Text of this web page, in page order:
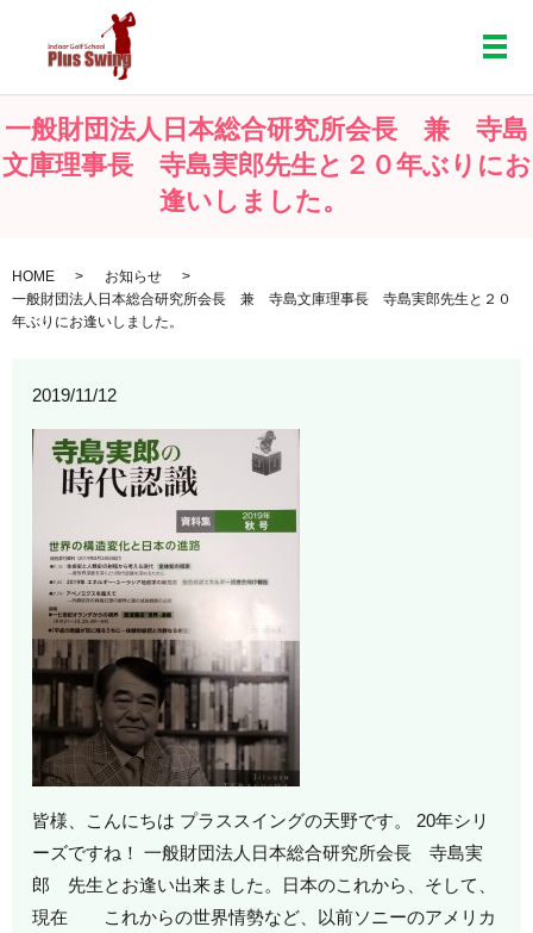
メ
一般財団法人日本総合研究所会長 兼 寺島
文庫理事長 寺島実郎先生と２０年ぶりにお
逢いしました。
HOME
お知らせ
一般財団法人日本総合研究所会長 兼 寺島文庫理事長 寺島実郎先生と２０
年ぶりにお逢いしました。
2019/11/12
皆様、こんにちは プラススイングの天野です。 20年シリ
ーズですね！ 一般財団法人日本総合研究所会長 寺島実
郎 先生とお逢い出来ました。日本のこれから、そして、
現在 これからの世界情勢など、以前ソニーのアメリカ